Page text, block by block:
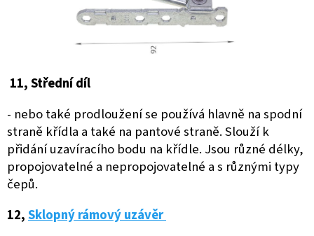
11, Střední díl
- nebo také prodloužení se používá hlavně na spodní
straně křídla a také na pantové straně. Slouží k
přidání uzavíracího bodu na křídle. Jsou různé délky,
propojovatelné a nepropojovatelné a s různými typy
čepů.
12,Sklopný rámový uzávěr